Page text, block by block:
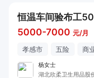
恒温车间验布工
5000-7000 元/月
孝感市 五险 商
杨女士
湖北欣柔卫生用品股